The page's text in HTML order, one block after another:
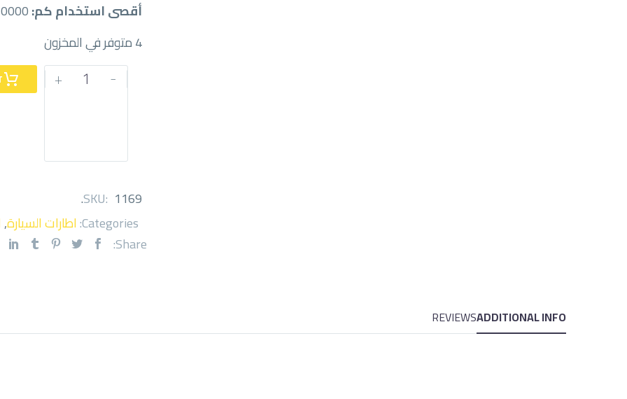
أقصى استخدام كم:
4 متوفر في المخزون
-
كمية
بيريلي +
SKU: 1169
.
Categories: اطارات السيارة,
Share:
ADDITIONAL INFO
REVIEWS